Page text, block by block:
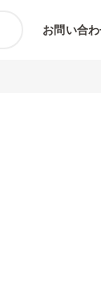
お問い合